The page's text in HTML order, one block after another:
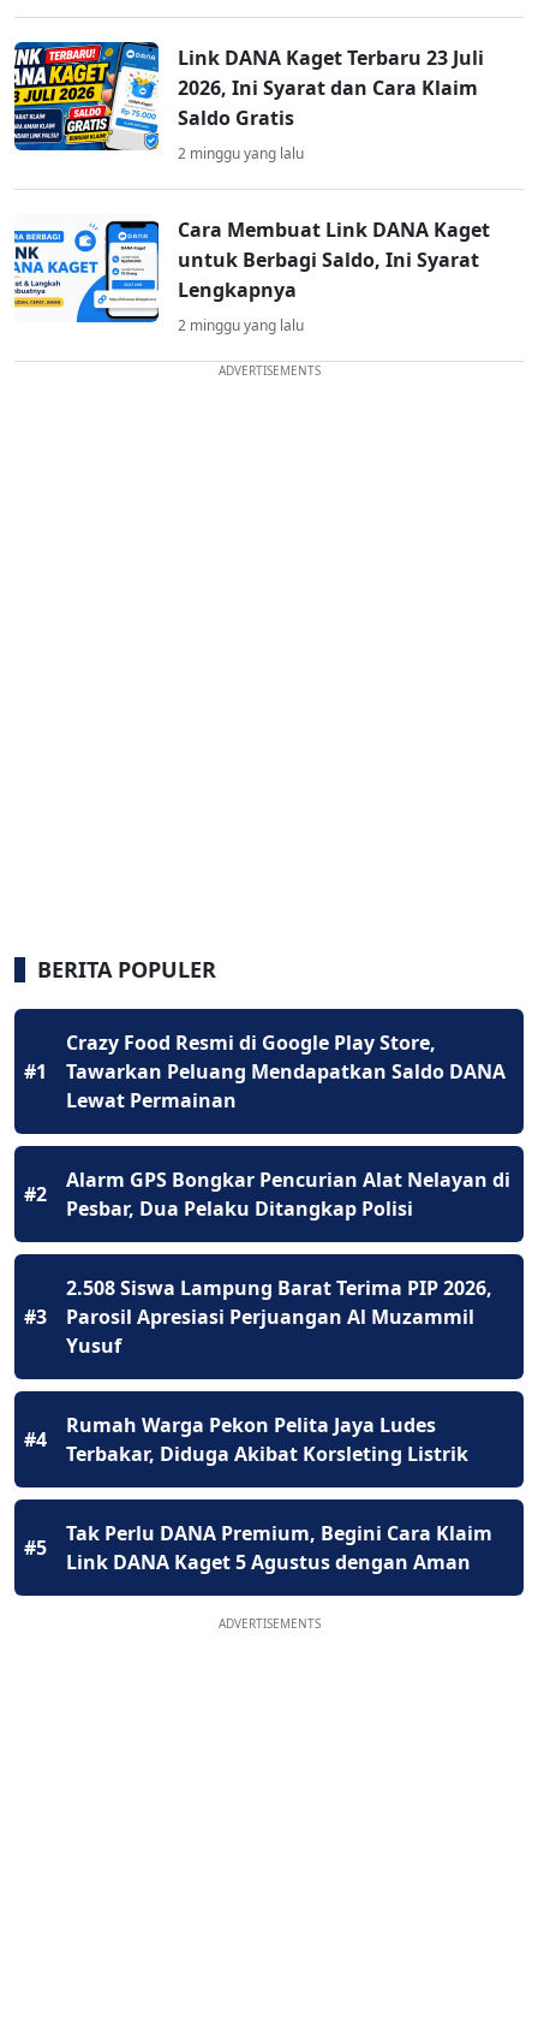
Link DANA Kaget Terbaru 23 Juli
2026, Ini Syarat dan Cara Klaim
Saldo Gratis
2 minggu yang lalu
Cara Membuat Link DANA Kaget
untuk Berbagi Saldo, Ini Syarat
Lengkapnya
2 minggu yang lalu
ADVERTISEMENTS
BERITA POPULER
#1
Crazy Food Resmi di Google Play Store,
Tawarkan Peluang Mendapatkan Saldo DANA
Lewat Permainan
#2
Alarm GPS Bongkar Pencurian Alat Nelayan di
Pesbar, Dua Pelaku Ditangkap Polisi
#3
2.508 Siswa Lampung Barat Terima PIP 2026,
Parosil Apresiasi Perjuangan Al Muzammil
Yusuf
#4
Rumah Warga Pekon Pelita Jaya Ludes
Terbakar, Diduga Akibat Korsleting Listrik
#5
Tak Perlu DANA Premium, Begini Cara Klaim
Link DANA Kaget 5 Agustus dengan Aman
ADVERTISEMENTS